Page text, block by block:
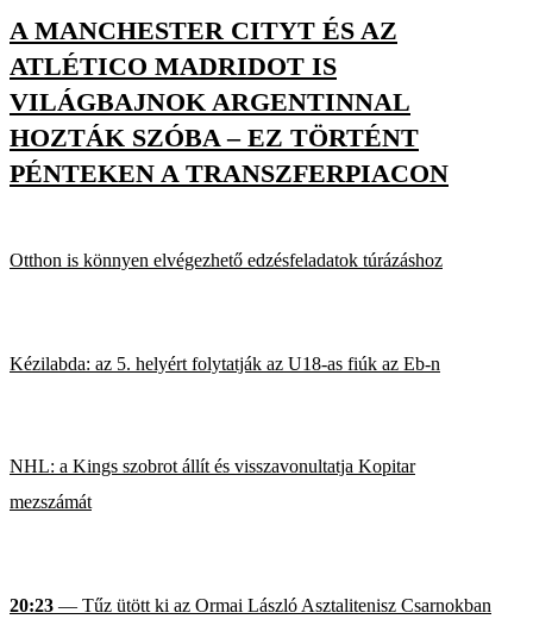
A MANCHESTER CITYT ÉS AZ
ATLÉTICO MADRIDOT IS
VILÁGBAJNOK ARGENTINNAL
HOZTÁK SZÓBA – EZ TÖRTÉNT
PÉNTEKEN A TRANSZFERPIACON
Otthon is könnyen elvégezhető edzésfeladatok túrázáshoz
Kézilabda: az 5. helyért folytatják az U18-as fiúk az Eb-n
NHL: a Kings szobrot állít és visszavonultatja Kopitar
mezszámát
20:23 — Tűz ütött ki az Ormai László Asztalitenisz Csarnokban